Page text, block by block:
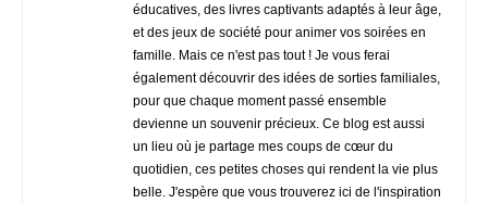
éducatives, des livres captivants adaptés à leur âge,
et des jeux de société pour animer vos soirées en
famille. Mais ce n'est pas tout ! Je vous ferai
également découvrir des idées de sorties familiales,
pour que chaque moment passé ensemble
devienne un souvenir précieux. Ce blog est aussi
un lieu où je partage mes coups de cœur du
quotidien, ces petites choses qui rendent la vie plus
belle. J'espère que vous trouverez ici de l'inspiration